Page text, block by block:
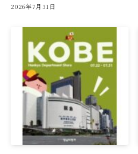
2026年7月31日